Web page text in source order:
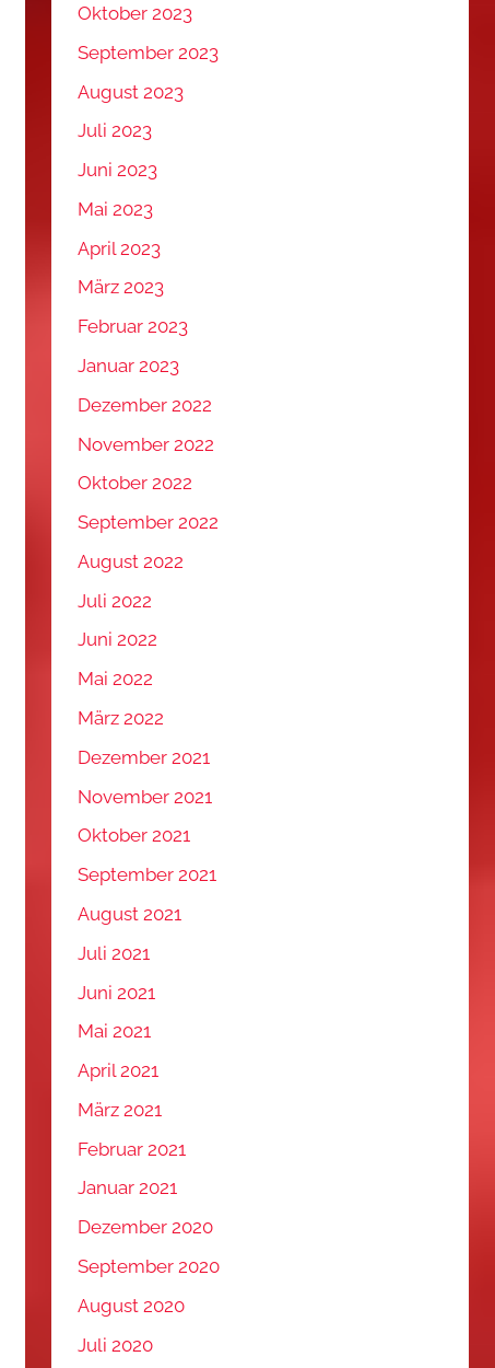
Oktober 2023
September 2023
August 2023
Juli 2023
Juni 2023
Mai 2023
April 2023
März 2023
Februar 2023
Januar 2023
Dezember 2022
November 2022
Oktober 2022
September 2022
August 2022
Juli 2022
Juni 2022
Mai 2022
März 2022
Dezember 2021
November 2021
Oktober 2021
September 2021
August 2021
Juli 2021
Juni 2021
Mai 2021
April 2021
März 2021
Februar 2021
Januar 2021
Dezember 2020
September 2020
August 2020
Juli 2020